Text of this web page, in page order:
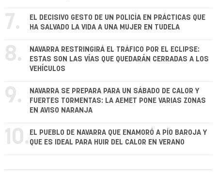
7.
EL DECISIVO GESTO DE UN POLICÍA EN PRÁCTICAS QUE
HA SALVADO LA VIDA A UNA MUJER EN TUDELA
8.
NAVARRA RESTRINGIRÁ EL TRÁFICO POR EL ECLIPSE:
ESTAS SON LAS VÍAS QUE QUEDARÁN CERRADAS A LOS
VEHÍCULOS
9.
NAVARRA SE PREPARA PARA UN SÁBADO DE CALOR Y
FUERTES TORMENTAS: LA AEMET PONE VARIAS ZONAS
EN AVISO NARANJA
10. EL PUEBLO DE NAVARRA QUE ENAMORÓ A PÍO BAROJA Y
QUE ES IDEAL PARA HUIR DEL CALOR EN VERANO